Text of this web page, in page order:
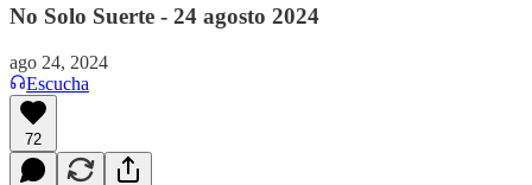
No Solo Suerte - 24 agosto 2024
ago 24, 2024
Escucha
72